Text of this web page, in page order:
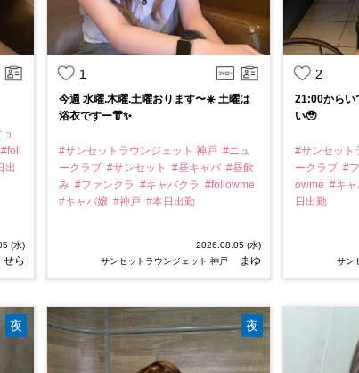
ュ
#foll
出
(水)
せら
1
今週 水曜.木曜.土曜おります〜☀️ 土曜は
浴衣ですー👘✨
#サンセットラウンジェット 神戸 #ニュ
ークラブ #サンセット #昼キャバ #昼飲
み #ファンクラ #キャバクラ #followme
#キャバ嬢 #神戸 #本日出勤
2026.08.05 (水)
サンセットラウンジェット 神戸
まゆ
2
21:00からい
い🥹
#サンセット
ークラブ #
owme #キ
日出勤
サン
夜 夜